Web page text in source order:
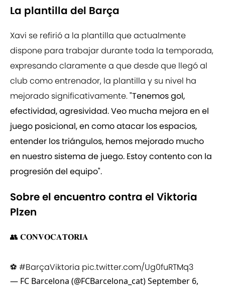
La plantilla del Barça
Xavi se refirió a la plantilla que actualmente
dispone para trabajar durante toda la temporada,
expresando claramente a que desde que llegó al
club como entrenador, la plantilla y su nivel ha
mejorado significativamente."Tenemos gol,
efectividad, agresividad. Veo mucha mejora en el
juego posicional, en como atacar los espacios,
entender los triángulos, hemos mejorado mucho
en nuestro sistema de juego. Estoy contento con la
progresión del equipo".
Sobre el encuentro contra el Viktoria
Plzen
👥 𝐂𝐎𝐍𝐕𝐎𝐂𝐀𝐓𝐎̀𝐑𝐈𝐀
⚽ #BarçaViktoria pic.twitter.com/Ug0fuRTMq3
— FC Barcelona (@FCBarcelona_cat)September 6,